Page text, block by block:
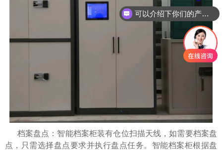
档案盘点：智能档案柜装有仓位扫描天线，如需要档案盘
点，只需选择盘点要求并执行盘点任务。智能档案柜根据盘
可以介绍下你们的产品么